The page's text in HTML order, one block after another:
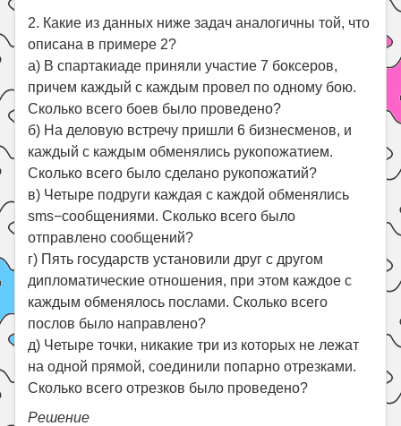
2. Какие из данных ниже задач аналогичны той, что
описана в примере 2?
а) В спартакиаде приняли участие 7 боксеров,
причем каждый с каждым провел по одному бою.
Сколько всего боев было проведено?
б) На деловую встречу пришли 6 бизнесменов, и
каждый с каждым обменялись рукопожатием.
Сколько всего было сделано рукопожатий?
в) Четыре подруги каждая с каждой обменялись
sms−сообщениями. Сколько всего было
отправлено сообщений?
г) Пять государств установили друг с другом
дипломатические отношения, при этом каждое с
каждым обменялось послами. Сколько всего
послов было направлено?
д) Четыре точки, никакие три из которых не лежат
на одной прямой, соединили попарно отрезками.
Сколько всего отрезков было проведено?
Решение